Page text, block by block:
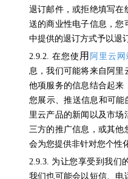
退订邮件，或拒绝填写在
送的商业性电子信息，您
中提供的退订方式予以退
2.9.2. 在您使 用 阿里云网
息，我们可能将来自阿里
他项服务的信息结合起来
您展示、推送信息和可能
里云产品的新闻以及市场
三方的推广信息，或其他
会为您提供非针对您个性
2.9.3. 为让您享受到我们
我们也可能会以短信、电